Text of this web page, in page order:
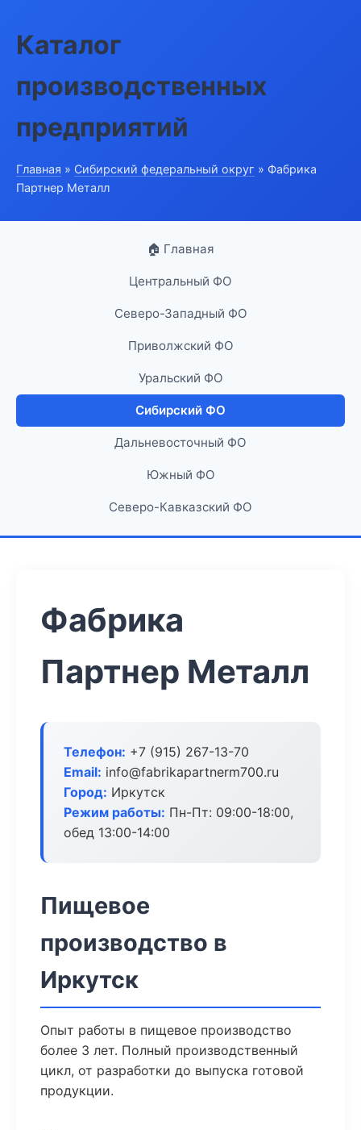
Каталог
производственных
предприятий
Главная » Сибирский федеральный округ » Фабрика
Партнер Металл
🏠 Главная
Центральный ФО
Северо-Западный ФО
Приволжский ФО
Уральский ФО
Сибирский ФО
Дальневосточный ФО
Южный ФО
Северо-Кавказский ФО
Фабрика
Партнер Металл
Телефон: +7 (915) 267-13-70
Email: info@fabrikapartnerm700.ru
Город: Иркутск
Режим работы: Пн-Пт: 09:00-18:00,
обед 13:00-14:00
Пищевое
производство в
Иркутск
Опыт работы в пищевое производство
более 3 лет. Полный производственный
цикл, от разработки до выпуска готовой
продукции.